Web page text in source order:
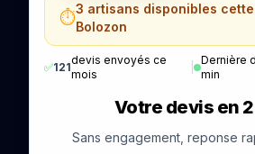
⏱️3 artisans disponibles
Bolozon
✅121
devis envoyés ce
mois
|
Dernière
min
Votre devis en
Sans engagement, reponse